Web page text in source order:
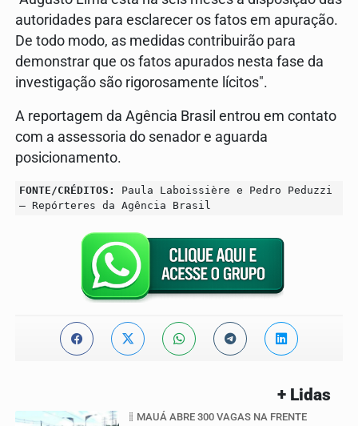
autoridades para esclarecer os fatos em apuração.
De todo modo, as medidas contribuirão para
demonstrar que os fatos apurados nesta fase da
investigação são rigorosamente lícitos".
A reportagem da Agência Brasil entrou em contato
com a assessoria do senador e aguarda
posicionamento.
FONTE/CRÉDITOS:
Paula Laboissière e Pedro Peduzzi
– Repórteres da Agência Brasil
+ Lidas
MAUÁ ABRE 300 VAGAS NA FRENTE